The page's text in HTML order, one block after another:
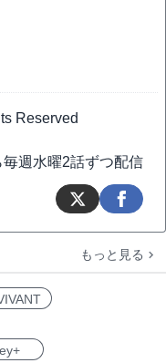
Reserved
週水曜2話ずつ配信
もっと見る